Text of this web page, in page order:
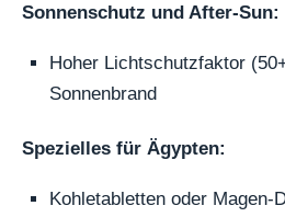
Sonnenschutz und After-Sun:
Hoher Lichtschutzfaktor
Sonnenbrand
Spezielles für Ägypten:
Kohletabletten oder Magen-